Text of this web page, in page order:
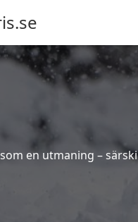
en utmaning –